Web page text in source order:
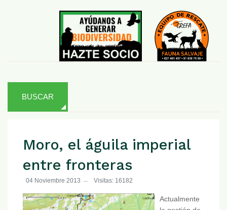
BUSCAR
Moro, el águila imperial
entre fronteras
04 Noviembre 2013 Visitas: 16182
Actualmente